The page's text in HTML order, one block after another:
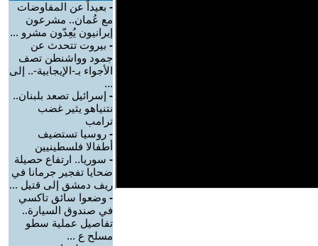
- بعيداً عن المفاوضات
مع عُمان.. مشرعون
إيرانيون يُعِدّون مشرو ...
- بيروت تتحدث عن
جمود وواشنطن تصف
الأجواء بـ-الإيجابية-.. إلى
...
- إسرائيل تصعد بلبنان..
نتنياهو يثير غضب
ترامب
- روسيا تستضيف
أطفالا فلسطينيين
- سوريا.. ارتفاع حصيلة
ضحايا تفجير جرمانا في
ريف دمشق إلى قتيل ...
- وضعوا سائق تاكسي
في صندوق السيارة..
تفاصيل عملية سطو
مسلح ع ...